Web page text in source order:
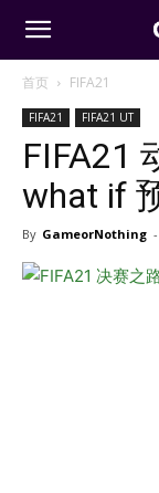
首页 FIFA21
FIFA21 FIFA21 UT
FIFA21
what if
By GameorNothing -